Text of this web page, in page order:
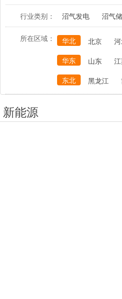
行业类别： 沼气发电 沼气
所在区域： 华北 北京
华东
山东
东北
黑龙江
新能源